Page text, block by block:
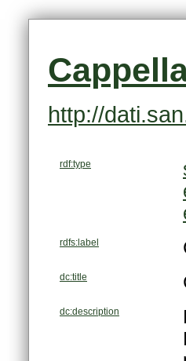
http://
rdf:type
rdfs:label
dc:title
dc:description